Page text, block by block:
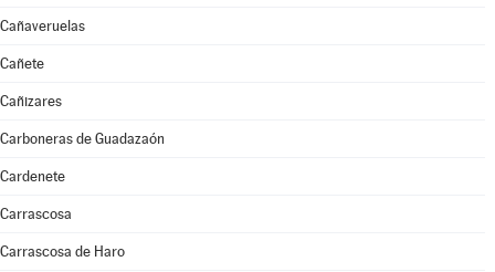
Cañaveruelas
Cañete
Cañizares
Carboneras de Guadazaón
Cardenete
Carrascosa
Carrascosa de Haro